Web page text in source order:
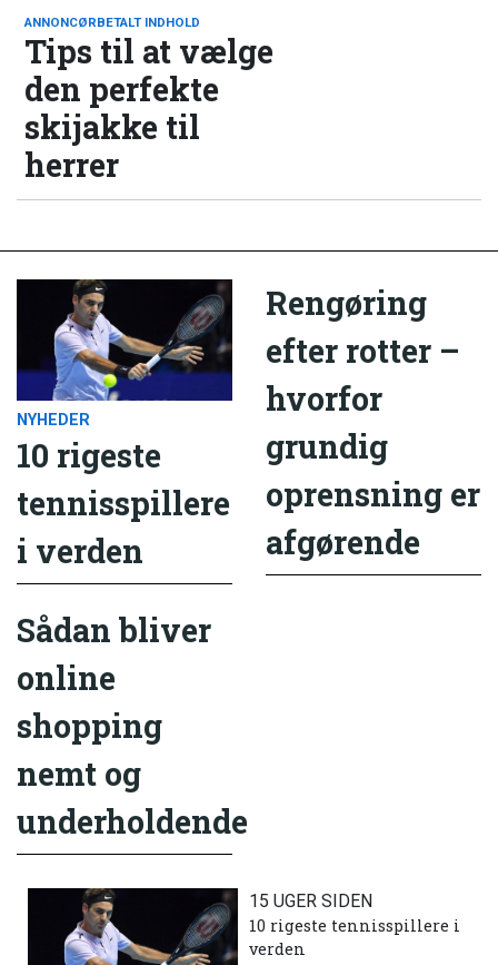
ANNONCØRBETALT INDHOLD
Tips til at vælge
den perfekte
skijakke til
herrer
NYHEDER
10 rigeste
tennisspillere
i verden
Rengøring
efter rotter –
hvorfor
grundig
oprensning er
afgørende
Sådan bliver
online
shopping
nemt og
underholdende
15 UGER SIDEN
10 rigeste tennisspillere i
verden